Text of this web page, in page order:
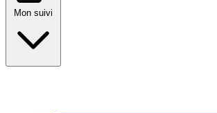
Mon suivi